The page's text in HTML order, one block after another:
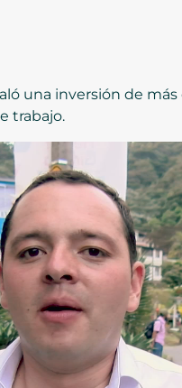
una inversión de
trabajo.